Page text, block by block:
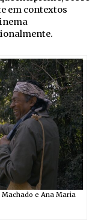
em contextos
e Ana Maria